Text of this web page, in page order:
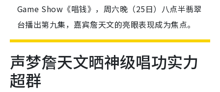
Game Show《唱钱》，周六晚（25日）八点半翡翠
台播出第九集，嘉宾詹天文的亮眼表现成为焦点。
声梦詹天文晒神级唱功实力
超群